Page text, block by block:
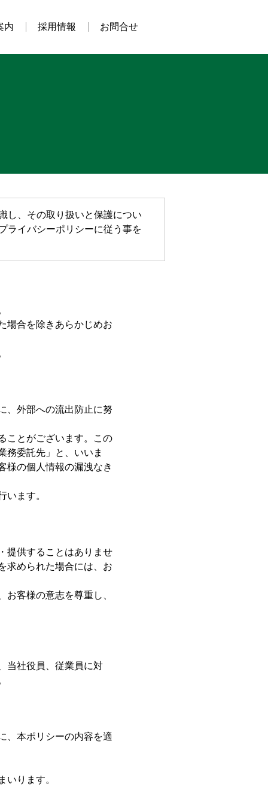
内 採用情報 お問合せ
し、その取り扱いと保護につい
ライバシーポリシーに従う事を
場合を除きあらかじめお
、外部への流出防止に努
ことがございます。この
務委託先」と、いいま
様の個人情報の漏洩なき
います。
提供することはありませ
求められた場合には、お
客様の意志を尊重し、
当社役員、従業員に対
、本ポリシーの内容を適
いります。